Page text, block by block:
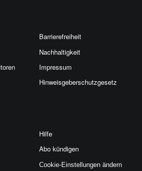
Barrierefreiheit
Nachhaltigkeit
Impressum
Hinweis­geber­schutz­gesetz
Hilfe
Abo kündigen
Cookie-Einstellungen ändern